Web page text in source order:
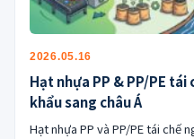
イラン情勢まとめ
公式ブログ
会社案内
2026.05.16
Hạt nhựa PP & PP/PE
khẩu sang châu Á
Hạt nhựa PP và PP/PE tái chế